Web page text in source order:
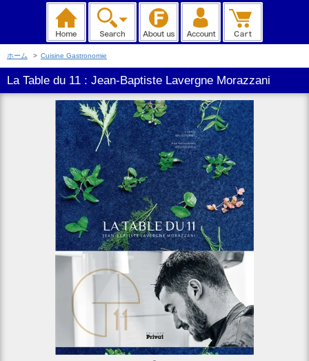
ホーム > Cuisine Gastronomie
La Table du 11 : Jean-Baptiste Lavergne Morazzani